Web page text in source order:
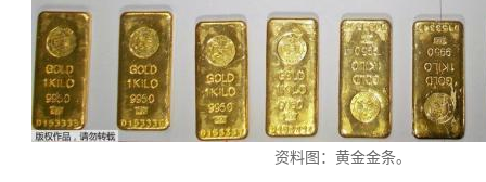
资料图：黄金金条。